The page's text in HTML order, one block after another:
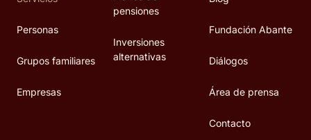
Personas
Grupos familiares
Empresas
pensiones
Inversiones
alternativas
Fundación Abante
Diálogos
Área de prensa
Contacto